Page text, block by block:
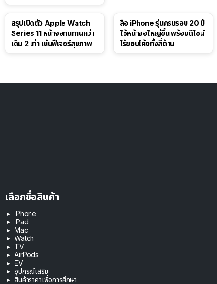
สรุปเปิดตัว Apple Watch
Series 11 หน้าจอทนทานกว่า
เดิม 2 เท่า เน้นฟีเจอร์สุขภาพ
ลือ iPhone รุ่นครบรอบ 20 ปี
ใช้หน้าจอใหญ่ขึ้น พร้อมดีไซน์
ไร้ขอบโค้งทั้งสี่ด้าน
เลือกซื้อสินค้า
iPhone
iPad
Mac
Watch
TV
AirPods
EV
อุปกรณ์เสริม
สินค้าราคาเพื่อการศึกษา